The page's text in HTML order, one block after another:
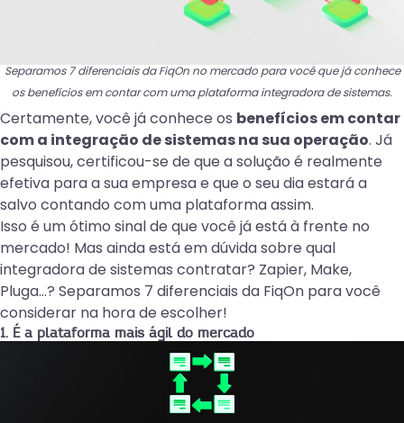
Separamos 7 diferenciais da FiqOn no mercado para você que já conhece
os benefícios em contar com uma plataforma integradora de sistemas.
Certamente, você já conhece os benefícios em contar
com a integração de sistemas na sua operação. Já
pesquisou, certificou-se de que a solução é realmente
efetiva para a sua empresa e que o seu dia estará a
salvo contando com uma plataforma assim.
Isso é um ótimo sinal de que você já está à frente no
mercado! Mas ainda está em dúvida sobre qual
integradora de sistemas contratar? Zapier, Make,
Pluga…? Separamos 7 diferenciais da FiqOn para você
considerar na hora de escolher!
1. É a plataforma mais ágil do mercado